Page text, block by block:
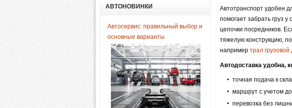
АВТОНОВИНКИ
Автосервис: правильный выбор и
основные варианты
Автотранспорт удобен
помогает забрать груз у
цепочки посредников.
тяжелую конструкцию,
например трал грузовой
Автодоставка удобна,
точная подача к
маршрут с учетом
перевозка без